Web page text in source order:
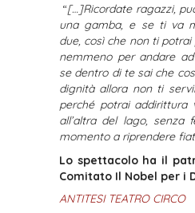
“[…]Ricordate ragazzi,
una gamba, e se ti va
due, così che non ti
nemmeno per andare
se dentro di te sai che
dignità allora non ti
perché potrai addirittura
all’altra del lago, senza
momento a riprendere
Lo spettacolo ha il
Comitato Il Nobel per i
ANTITESI TEATRO CIRCO